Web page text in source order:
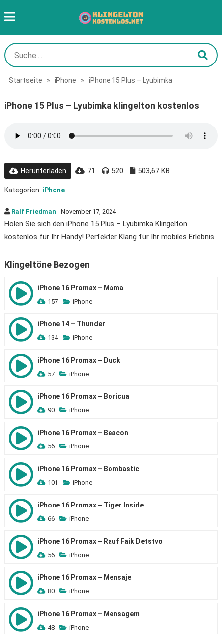
Startseite » iPhone » iPhone 15 Plus – Lyubimka
iPhone 15 Plus – Lyubimka klingelton kostenlos
Herunterladen 71 520 503,67 KB
Kategorien: iPhone
Ralf Friedman - November 17, 2024
Holen Sie sich den iPhone 15 Plus – Lyubimka Klingelton
kostenlos für Ihr Handy! Perfekter Klang für Ihr mobiles Erlebnis.
Klingeltöne Bezogen
iPhone 16 Promax – Mama
157 iPhone
iPhone 14 – Thunder
134 iPhone
iPhone 16 Promax – Duck
57 iPhone
iPhone 16 Promax – Boricua
90 iPhone
iPhone 16 Promax – Beacon
56 iPhone
iPhone 16 Promax – Bombastic
101 iPhone
iPhone 16 Promax – Tiger Inside
66 iPhone
iPhone 16 Promax – Rauf Faik Detstvo
56 iPhone
iPhone 16 Promax – Mensaje
80 iPhone
iPhone 16 Promax – Mensagem
48 iPhone